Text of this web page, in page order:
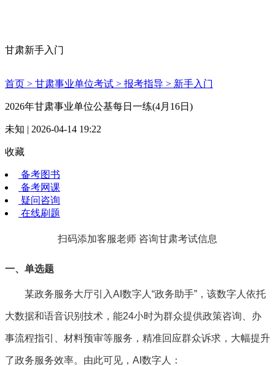
甘肃新手入门
首页 > 甘肃事业单位考试 > 报考指导 > 新手入门
2026年甘肃事业单位公基每日一练(4月16日)
未知 | 2026-04-14 19:22
收藏
备考图书
备考网课
疑问咨询
在线刷题
扫码添加客服老师 咨询甘肃考试信息
一、单选题
某政务服务大厅引入AI数字人“政务助手”，该数字人依托
大数据和语音识别技术，能24小时为群众提供政策咨询、办
事流程指引、材料预审等服务，精准回应群众诉求，大幅提升
了政务服务效率。由此可见，AI数字人：